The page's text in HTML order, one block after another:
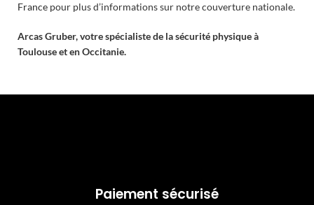
France pour plus d’informations sur notre couverture nationale.
Arcas Gruber, votre spécialiste de la sécurité physique à
Toulouse et en Occitanie.
Paiement sécurisé